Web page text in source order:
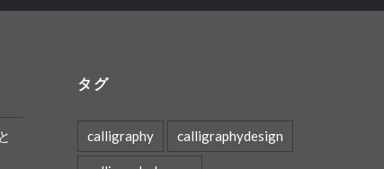
タグ
calligraphy calligraphydesign